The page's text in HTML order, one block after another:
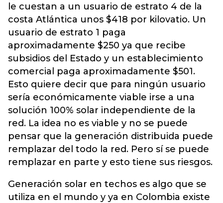
le cuestan a un usuario de estrato 4 de la
costa Atlántica unos $418 por kilovatio. Un
usuario de estrato 1 paga
aproximadamente $250 ya que recibe
subsidios del Estado y un establecimiento
comercial paga aproximadamente $501.
Esto quiere decir que para ningún usuario
sería económicamente viable irse a una
solución 100% solar independiente de la
red. La idea no es viable y no se puede
pensar que la generación distribuida puede
remplazar del todo la red. Pero sí se puede
remplazar en parte y esto tiene sus riesgos.
Generación solar en techos es algo que se
utiliza en el mundo y ya en Colombia existe